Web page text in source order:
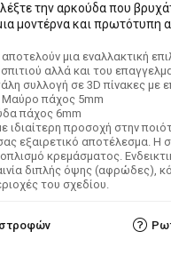
την αρκούδα που
μοντέρνα και πρωτότυπη
μια εναλλακτική
αλλά και του
συλλογή σε 3D πίνακες με
Μαύρο πάχος 5mm
πάχος 6mm
ιδιαίτερη προσοχή στην
εξαιρετικό αποτέλεσμα. Η
κρεμάσματος.
διπλής όψης (αφρώδες),
του σχεδίου.